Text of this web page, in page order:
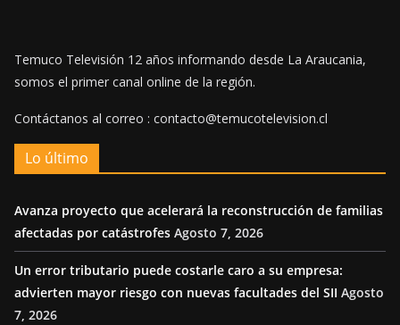
Temuco Televisión 12 años informando desde La Araucania,
somos el primer canal online de la región.
Contáctanos al correo : contacto@temucotelevision.cl
Lo último
Avanza proyecto que acelerará la reconstrucción de familias
afectadas por catástrofes Agosto 7, 2026
Un error tributario puede costarle caro a su empresa:
advierten mayor riesgo con nuevas facultades del SII Agosto
7, 2026